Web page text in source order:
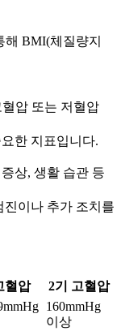
해 BMI(체질량지
압 또는 저혈압
한 지표입니다.
상, 생활 습관 등
진이나 추가 조치를
혈압
2기 고혈압
160mmHg
이상